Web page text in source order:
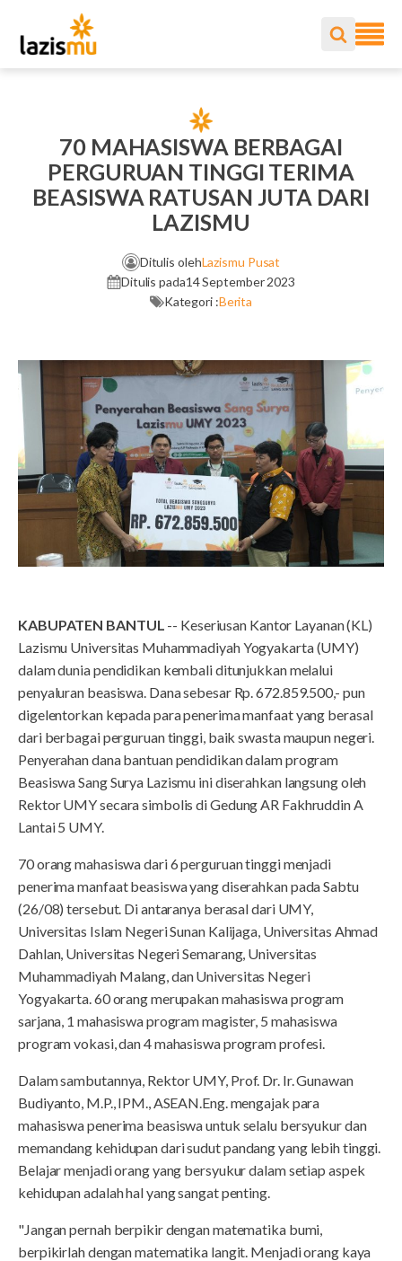
70 MAHASISWA BERBAGAI
PERGURUAN TINGGI TERIMA
BEASISWA RATUSAN JUTA DARI
LAZISMU
Ditulis olehLazismu Pusat
Ditulis pada14 September 2023
Kategori :Berita
KABUPATEN BANTUL -- Keseriusan Kantor Layanan (KL)
Lazismu Universitas Muhammadiyah Yogyakarta (UMY)
dalam dunia pendidikan kembali ditunjukkan melalui
penyaluran beasiswa. Dana sebesar Rp. 672.859.500,- pun
digelentorkan kepada para penerima manfaat yang berasal
dari berbagai perguruan tinggi, baik swasta maupun negeri.
Penyerahan dana bantuan pendidikan dalam program
Beasiswa Sang Surya Lazismu ini diserahkan langsung oleh
Rektor UMY secara simbolis di Gedung AR Fakhruddin A
Lantai 5 UMY.
70 orang mahasiswa dari 6 perguruan tinggi menjadi
penerima manfaat beasiswa yang diserahkan pada Sabtu
(26/08) tersebut. Di antaranya berasal dari UMY,
Universitas Islam Negeri Sunan Kalijaga, Universitas Ahmad
Dahlan, Universitas Negeri Semarang, Universitas
Muhammadiyah Malang, dan Universitas Negeri
Yogyakarta. 60 orang merupakan mahasiswa program
sarjana, 1 mahasiswa program magister, 5 mahasiswa
program vokasi, dan 4 mahasiswa program profesi.
Dalam sambutannya, Rektor UMY, Prof. Dr. Ir. Gunawan
Budiyanto, M.P., IPM., ASEAN.Eng. mengajak para
mahasiswa penerima beasiswa untuk selalu bersyukur dan
memandang kehidupan dari sudut pandang yang lebih tinggi.
Belajar menjadi orang yang bersyukur dalam setiap aspek
kehidupan adalah hal yang sangat penting.
"Jangan pernah berpikir dengan matematika bumi,
berpikirlah dengan matematika langit. Menjadi orang kaya